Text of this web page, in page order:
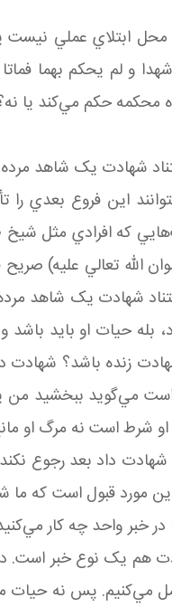
محل ابتلاي عملي
و لم يحكم بهما
محکمه حکم مي‌کند يا
شهادت يک شاهد
اين فروع بعدي
که افرادي مثل شيخ
تعالي عليه) صريح
شهادت يک شاهد
حيات او بايد
زنده باشد؟ شهادت
مي‌گويد ببخشيد من
شرط است نه مرگ او
داد بعد رجوع
مورد قبول است که ما
واحد چه کار
هم يک نوع خبر
عمل مي‌کنيم. پس نه